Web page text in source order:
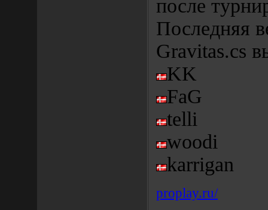
после
Последняя
Gravitas.cs
KK
FaG
telli
woodi
karrigan
proplay.ru/